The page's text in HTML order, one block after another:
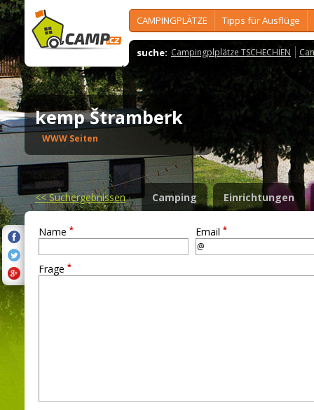
CAMPINGPLÄTZE Tipps für Ausflüge
suche: Campingplplätze TSCHECHIEN
kemp Štramberk
WWW Seiten
<<Suchergebnissen Camping Einrichtungen
Name * Email *
Frage *